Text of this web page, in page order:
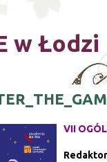
w Łodzi
VII